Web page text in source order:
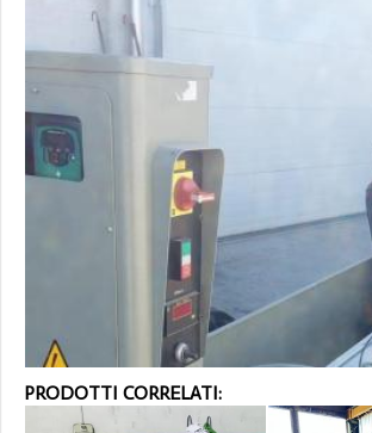
PRODOTTI CORRELATI: